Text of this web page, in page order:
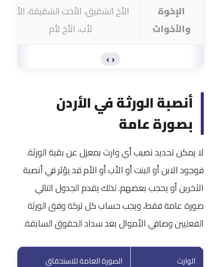
الإخوة
والأخوات
الأخ الشقيق، الأخت الشقيقة، الأخ
لأب، الأخ لأم
‹ ›
أنصبة الورثة في الأردن
بصورة عامة
لا يمكن تحديد نصيب أي وارث بمعزل عن بقية الورثة.
فوجود الابن أو البنت أو الأب أو الأم قد يؤثر في أنصبة
الآخرين أو يحجب بعضهم. لذلك يقدم الجدول التالي
صورة عامة فقط، ويجب حساب كل تركة وفق الورثة
الفعليين وصافي الأموال بعد سداد الحقوق السابقة.
الوارث الصورة العامة للاستحقاق